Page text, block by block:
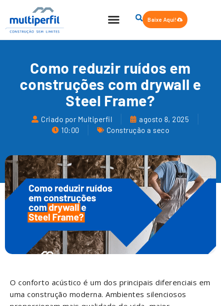
Baixe Aqui!
Como reduzir ruídos em
construções com drywall e
Steel Frame?
Criado por Multiperfil
agosto 8, 2025
10:00
Construção a seco
O conforto acústico é um dos principais diferenciais em
uma construção moderna. Ambientes silenciosos